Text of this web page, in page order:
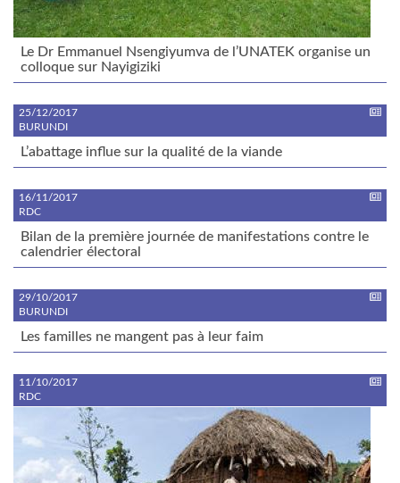
Le Dr Emmanuel Nsengiyumva de l’UNATEK organise un
colloque sur Nayigiziki
25/12/2017
BURUNDI
L’abattage influe sur la qualité de la viande
16/11/2017
RDC
Bilan de la première journée de manifestations contre le
calendrier électoral
29/10/2017
BURUNDI
Les familles ne mangent pas à leur faim
11/10/2017
RDC